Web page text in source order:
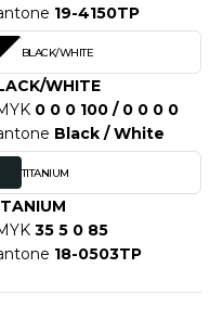
19-4150TP
BLACK/WHITE
WHITE
0 0 0 100 / 0 0 0 0
Black / White
TITANIUM
35 5 0 85
18-0503TP